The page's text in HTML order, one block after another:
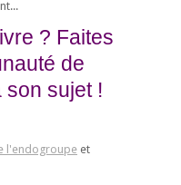
? Faites
de
son sujet !
l'endogroupe et